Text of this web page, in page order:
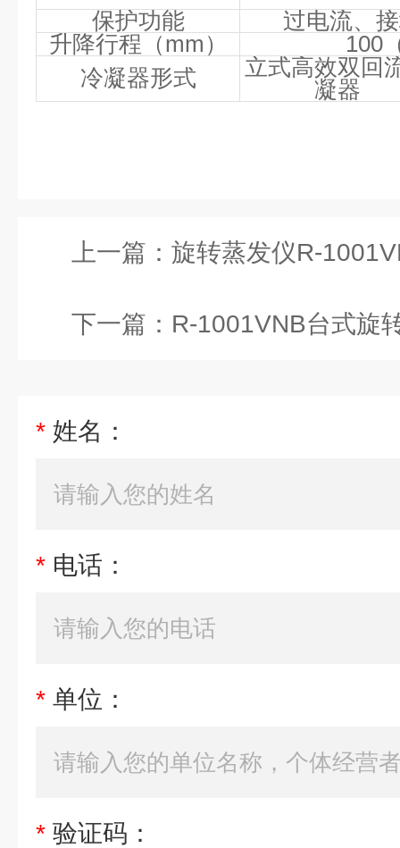
保护功能
过电流、
升降行程（mm ） 100
冷凝器形式
立式高效双回
凝器
上一篇： 旋转蒸发仪R-
下一篇： R-1001VNB台式旋
* 姓名：
* 电话：
* 单位：
* 验证码：